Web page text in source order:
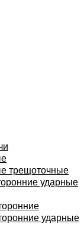
трещоточные
ударные
ударные